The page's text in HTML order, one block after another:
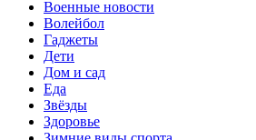
Военные новости
Волейбол
Гаджеты
Дети
Дом и сад
Еда
Звёзды
Здоровье